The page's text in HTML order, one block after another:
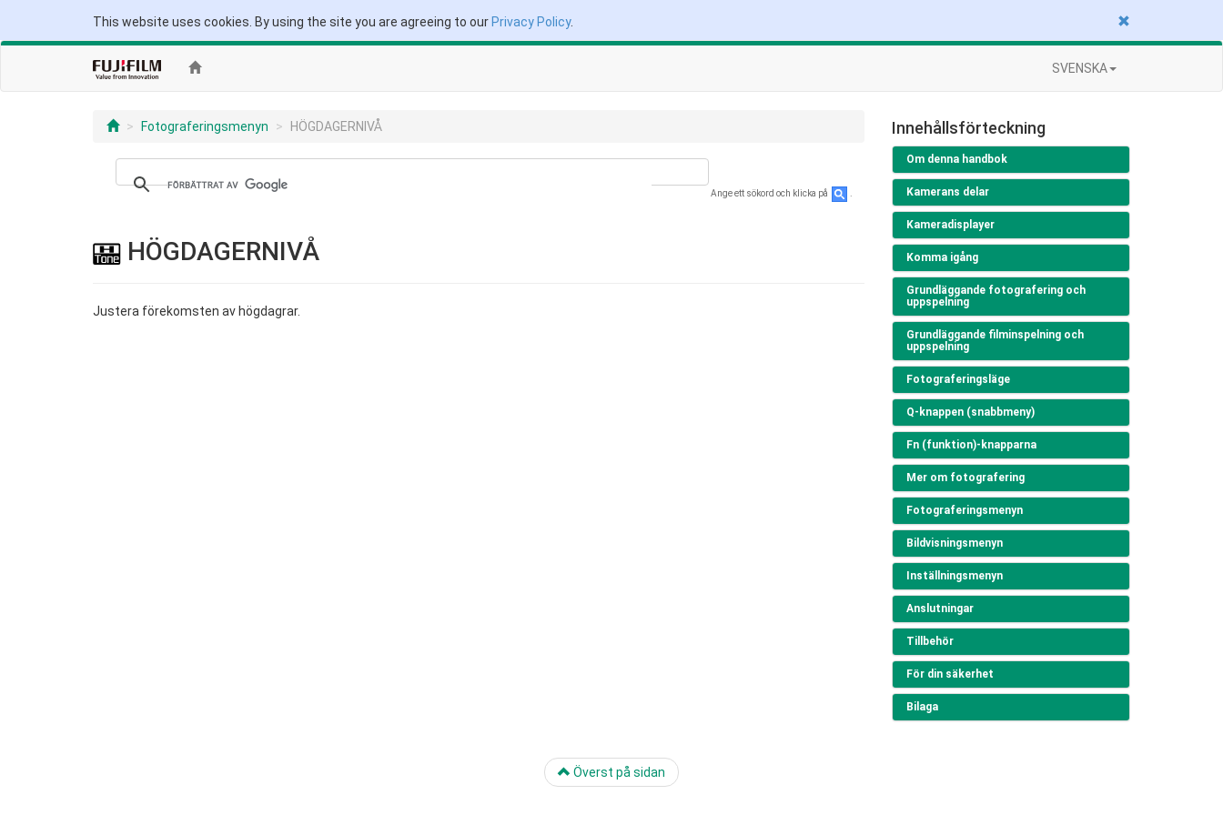
This website uses cookies. By using the site you are agreeing to our Privacy Policy.
SVENSKA
Fotograferingsmenyn HÖGDAGERNIVÅ
Ange ett sökord och klicka på
HÖGDAGERNIVÅ
Justera förekomsten av högdagrar.
Innehållsförteckning
Om denna handbok
Kamerans delar
Kameradisplayer
Komma igång
Grundläggande fotografering och
uppspelning
Grundläggande filminspelning och
uppspelning
Fotograferingsläge
Q-knappen (snabbmeny)
Fn (funktion)-knapparna
Mer om fotografering
Fotograferingsmenyn
Bildvisningsmenyn
Inställningsmenyn
Anslutningar
Tillbehör
För din säkerhet
Bilaga
Överst på sidan